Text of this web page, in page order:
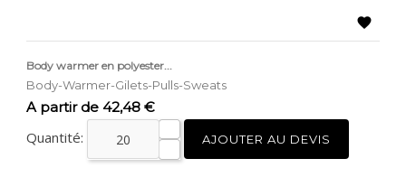

Body warmer en polyester...
Body-Warmer-Gilets-Pulls-Sweats
Prix
A partir de 42,48 €
Quantité: AJOUTER AU DEVIS